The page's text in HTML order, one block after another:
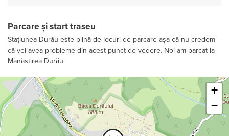
Parcare și start traseu
Stațiunea Durău este plină de locuri de parcare așa că nu credem
că vei avea probleme din acest punct de vedere. Noi am parcat la
Mănăstirea Durău.
+
−